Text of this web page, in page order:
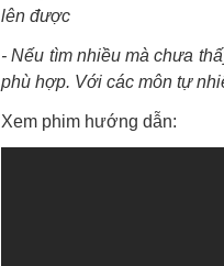
lên được
- Nếu tìm nhiều mà chưa
phù hợp. Với các môn tự
Xem phim hướng dẫn: